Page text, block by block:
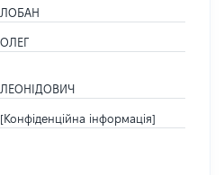
ЛОБАН
ОЛЕГ
ЛЕОНІДОВИЧ
[Конфіденційна інформація]